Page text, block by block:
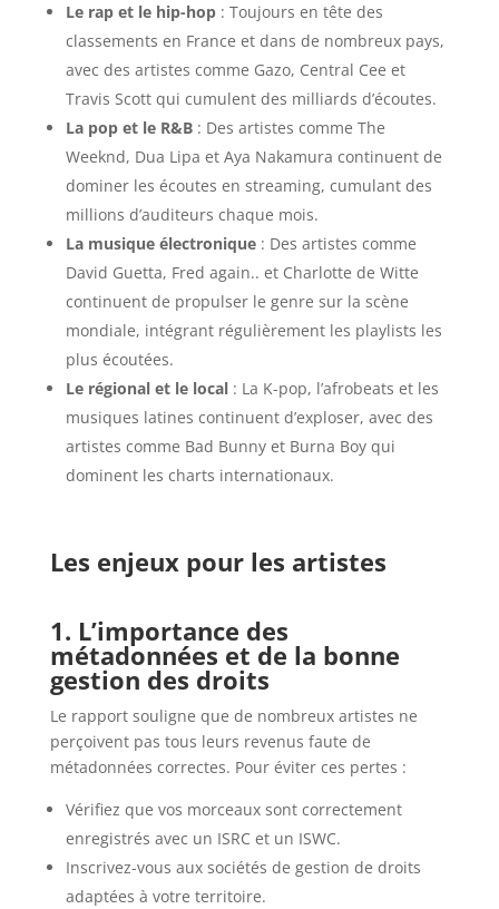
Le rap et le hip-hop: Toujours en tête des
classements en France et dans de nombreux pays,
avec des artistes comme Gazo, Central Cee et
Travis Scott qui cumulent des milliards d’écoutes.
La pop et le R&B: Des artistes comme The
Weeknd, Dua Lipa et Aya Nakamura continuent de
dominer les écoutes en streaming, cumulant des
millions d’auditeurs chaque mois.
La musique électronique: Des artistes comme
David Guetta, Fred again.. et Charlotte de Witte
continuent de propulser le genre sur la scène
mondiale, intégrant régulièrement les playlists les
plus écoutées.
Le régional et le local: La K-pop, l’afrobeats et les
musiques latines continuent d’exploser, avec des
artistes comme Bad Bunny et Burna Boy qui
dominent les charts internationaux.
Les enjeux pour les artistes
1. L’importance des
métadonnées et de la bonne
gestion des droits
Le rapport souligne que de nombreux artistes ne
perçoivent pas tous leurs revenus faute de
métadonnées correctes. Pour éviter ces pertes :
Vérifiez que vos morceaux sont correctement
enregistrés avec un ISRC et un ISWC.
Inscrivez-vous aux sociétés de gestion de droits
adaptées à votre territoire.